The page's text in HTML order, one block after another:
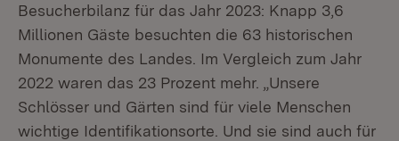
Besucherbilanz für das Jahr 2023: Knapp 3,6
Millionen Gäste besuchten die 63 historischen
Monumente des Landes. Im Vergleich zum Jahr
2022 waren das 23 Prozent mehr. „Unsere
Schlösser und Gärten sind für viele Menschen
wichtige Identifikationsorte. Und sie sind auch für